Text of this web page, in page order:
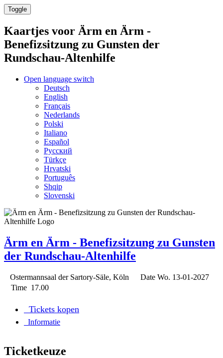
Toggle
Kaartjes voor Ärm en Ärm -
Benefizsitzung zu Gunsten der
Rundschau-Altenhilfe
Open language switch
Deutsch
English
Français
Nederlands
Polski
Italiano
Español
Русский
Türkçe
Hrvatski
Português
Shqip
Slovenski
Ärm en Ärm - Benefizsitzung zu Gunsten
der Rundschau-Altenhilfe
Ostermannsaal der Sartory-Säle, Köln Date Wo. 13-01-2027
Time 17.00
Tickets kopen
Informatie
Ticketkeuze